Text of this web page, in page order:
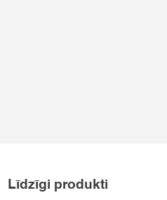
Līdzīgi produkti